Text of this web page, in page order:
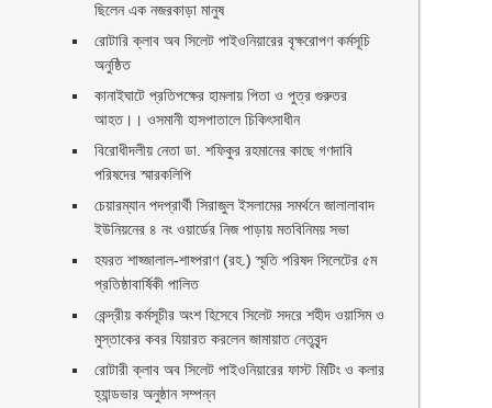
ছিলেন এক নজরকাড়া মানুষ ‎
রোটারি ক্লাব অব সিলেট পাইওনিয়ারের বৃক্ষরোপণ কর্মসূচি
অনুষ্ঠিত
কানাইঘাটে প্রতিপক্ষের হামলায় পিতা ও পুত্র গুরুতর
আহত।। ওসমানী হাসপাতালে চিকিৎসাধীন
বিরোধীদলীয় নেতা ডা. শফিকুর রহমানের কাছে গণদাবি
পরিষদের স্মারকলিপি ‎
চেয়ারম্যান পদপ্রার্থী সিরাজুল ইসলামের সমর্থনে জালালাবাদ
ইউনিয়নের ৪ নং ওয়ার্ডের নিজ পাড়ায় মতবিনিময় সভা
হযরত শাহ্জালাল-শাহ্পরাণ (রহ.) স্মৃতি পরিষদ সিলেটের ৫ম
প্রতিষ্ঠাবার্ষিকী পালিত ‎​
কেন্দ্রীয় কর্মসূচীর অংশ হিসেবে সিলেট সদরে শহীদ ওয়াসিম ও
মুস্তাকের কবর যিয়ারত করলেন জামায়াত নেতৃবৃন্দ ‎
রোটারী ক্লাব অব সিলেট পাইওনিয়ারের ফাস্ট মিটিং ও কলার
হ্যান্ডভার অনুষ্ঠান সম্পন্ন